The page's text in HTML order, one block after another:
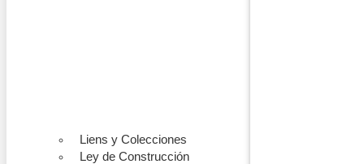
Liens y Colecciones
Ley de Construcción